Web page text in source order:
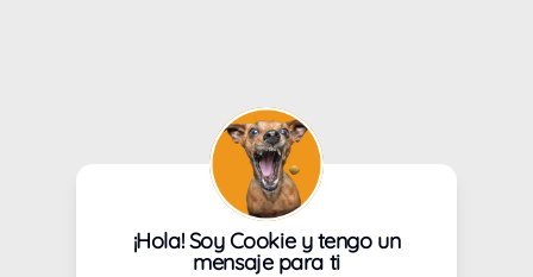
¡Hola! Soy Cookie y tengo un
mensaje para ti